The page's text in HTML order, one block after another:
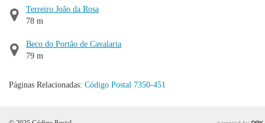
Terreiro João da Rosa
78 m
Beco do Portão de Cavalaria
79 m
Páginas Relacionadas: Código Postal 7350-451